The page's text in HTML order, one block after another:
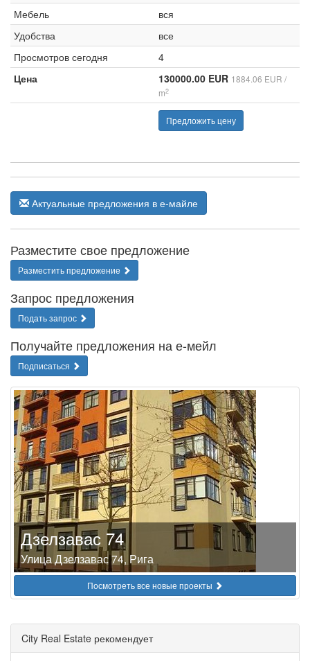
Мебель
вся
Удобства
все
Просмотров сегодня
4
Цена
130000.00 EUR 1884.06 EUR /
m2
Предложить цену
Актуальные предложения в е-майле
Разместите свое предложение
Разместить предложение
Запрос предложения
Подать запрос
Получайте предложения на е-мейл
Подписаться
Дзелзавас 74
Улица Дзелзавас 74, Рига
Посмотреть все новые проекты
City Real Estate рекомендует